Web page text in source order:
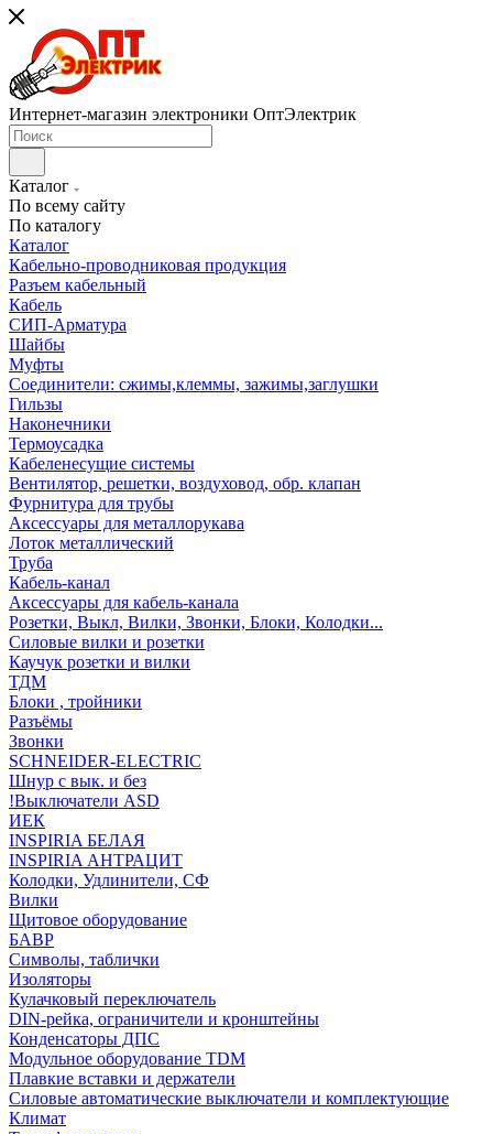
Интернет-магазин электроники ОптЭлектрик
Каталог
По всему сайту
По каталогу
Каталог
Кабельно-проводниковая продукция
Разъем кабельный
Кабель
СИП-Арматура
Шайбы
Муфты
Соединители: сжимы,клеммы, зажимы,заглушки
Гильзы
Наконечники
Термоусадка
Кабеленесущие системы
Вентилятор, решетки, воздуховод, обр. клапан
Фурнитура для трубы
Аксессуары для металлорукава
Лоток металлический
Труба
Кабель-канал
Аксессуары для кабель-канала
Розетки, Выкл, Вилки, Звонки, Блоки, Колодки...
Силовые вилки и розетки
Каучук розетки и вилки
ТДМ
Блоки , тройники
Разъёмы
Звонки
SCHNEIDER-ELECTRIC
Шнур с вык. и без
!Выключатели ASD
ИЕК
INSPIRIA БЕЛАЯ
INSPIRIA АНТРАЦИТ
Колодки, Удлинители, СФ
Вилки
Щитовое оборудование
БАВР
Символы, таблички
Изоляторы
Кулачковый переключатель
DIN-рейка, ограничители и кронштейны
Конденсаторы ДПС
Модульное оборудование TDM
Плавкие вставки и держатели
Силовые автоматические выключатели и комплектующие
Климат